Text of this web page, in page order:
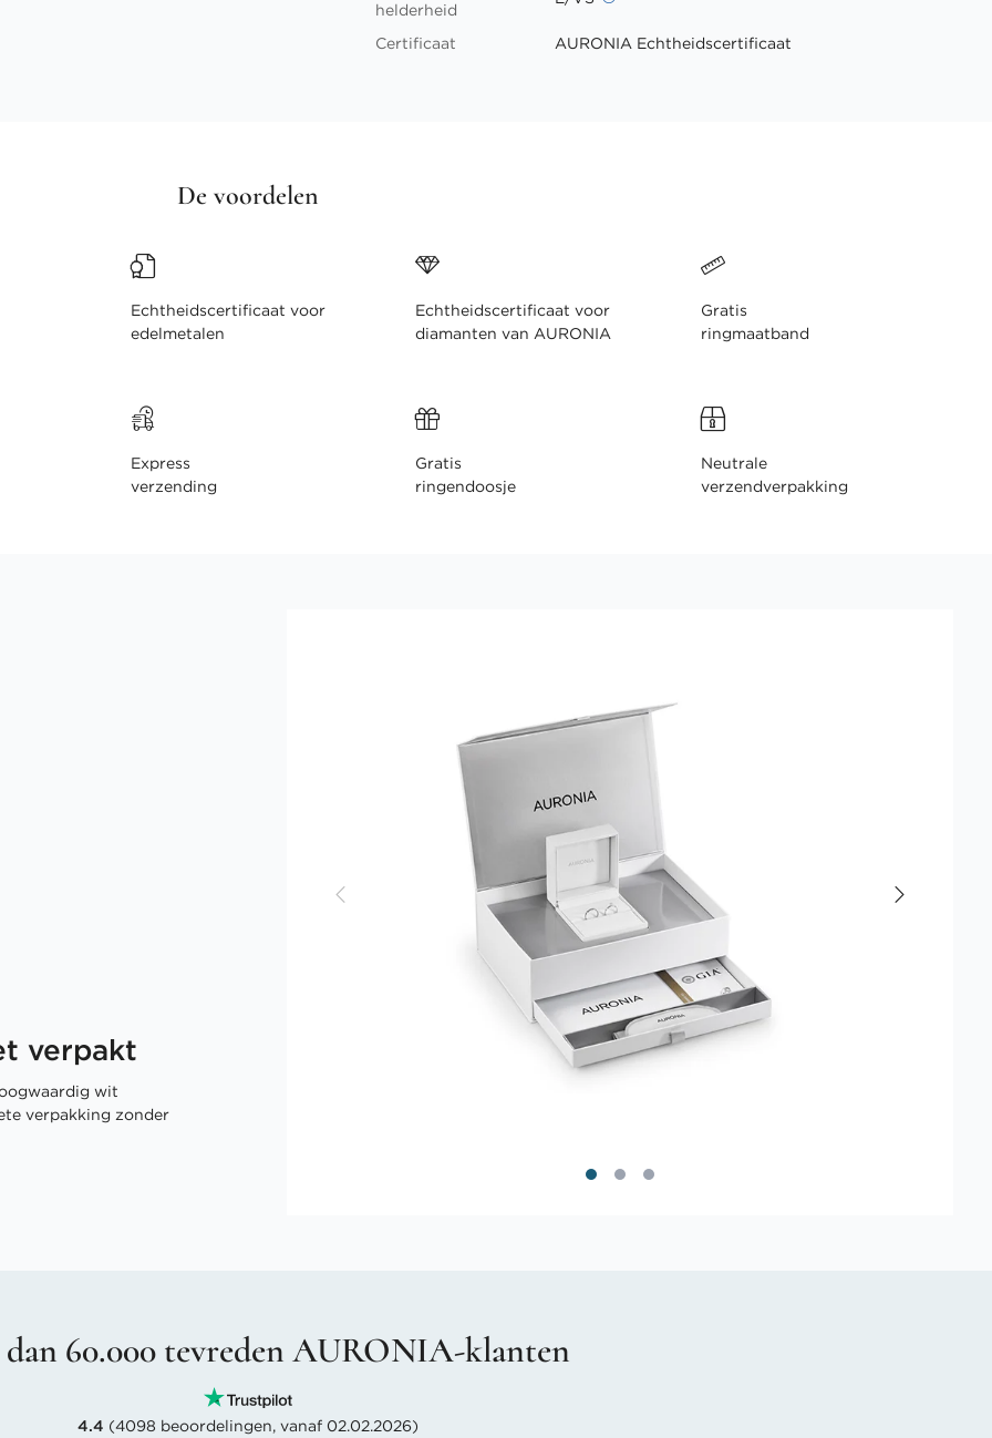
helderheid
Certificaat AURONIA Echtheidscertificaat
De voordelen
Echtheidscertificaat voor
edelmetalen
Echtheidscertificaat voor
diamanten van AURONIA
Gratis
ringmaatband
Express
verzending
Gratis
ringendoosje
Neutrale
verzendverpakking
verpakt
wit
verpakking zonder
60.000 tevreden AURONIA-klanten
4.4 (4098 beoordelingen, vanaf 02.02.2026)